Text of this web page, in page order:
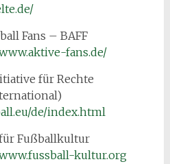
Fans – BAFF
fans.de/
für Rechte
de/index.html
Fußballkultur
kultur.org